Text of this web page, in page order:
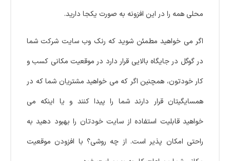
محلی همه را در این افزونه به صورت یکجا دارید.
اگر می خواهید مطمئن شوید که رنک وب سایت شرکت شما
در گوگل در جایگاه بالایی قرار دارد در موقعیت مکانی کسب و
کار خودتون، همچنین اگر که می خواهید مشتریان شما که در
همسایگیتان قرار دارند شما را پیدا کنند و یا اینکه می
خواهید قابلیت استفاده از سایت خودتان را بهبود دهید به
راحتی امکان پذیر است. از چه روشی؟ با افزودن موقعیت